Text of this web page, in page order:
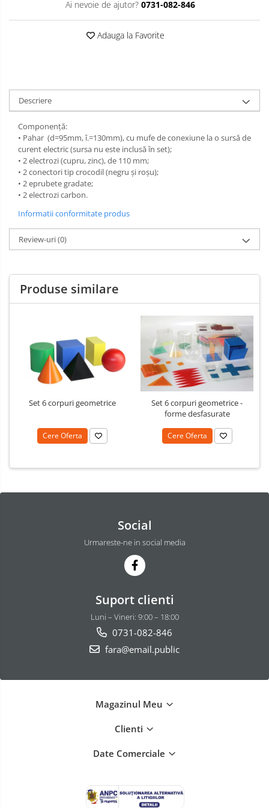
Flipchart-uri si Rezerve
Ai nevoie de ajutor? 0731-082-846
Adauga la Favorite
Descriere
Componenţă:
• Pahar (d=95mm, î.=130mm), cu mufe de conexiune la o sursă de
curent electric (sursa nu este inclusă în set);
• 2 electrozi (cupru, zinc), de 110 mm;
• 2 conectori tip crocodil (negru şi roşu);
• 2 eprubete gradate;
• 2 electrozi carbon.
Informatii conformitate produs
Review-uri(0)
Produse similare
Set 6 corpuri geometrice
Cere Oferta
Set 6 corpuri geometrice -
forme desfasurate
Cere Oferta
Social
Urmareste-ne in social media
Suport clienti
Luni – Vineri: 9:00 – 18:00
0731-082-846
fara@email.public
Magazinul Meu
Clienti
Date Comerciale